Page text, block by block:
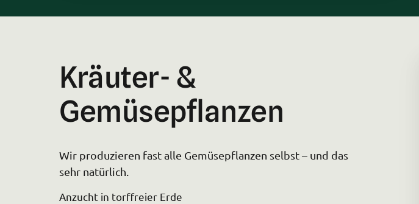
Kräuter- &
Gemüsepflanzen
Wir produzieren fast alle Gemüsepflanzen selbst – und das
sehr natürlich.
Anzucht in torffreier Erde